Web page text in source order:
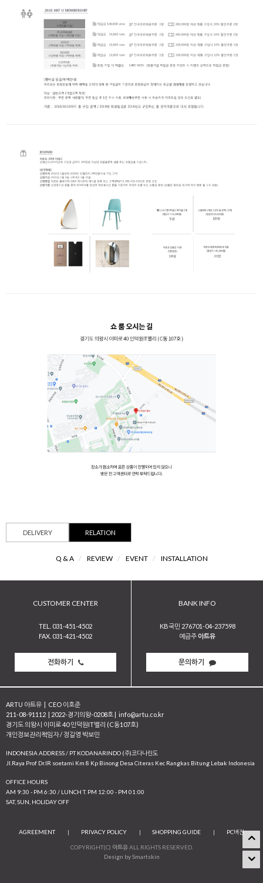
DELIVERY RELATION
Q & A / REVIEW / EVENT / INSTALLATION
CUSTOMER CENTER
TEL. 031-451-4502
FAX. 031-421-4502
전화하기
BANK INFO
KB국민 276701-04-237598
예금주 아트유
문의하기
ARTU 아트유 | CEO 이호준
211-08-91112 | 2022-경기의왕-0208호 | info@artu.co.kr
경기도 의왕시 이미로 40 인덕원IT밸리 (C동107호)
개인정보관리책임자 / 정길영 박보민
INDONESIA ADDRESS / PT KODANARINDO (주)코다나린도
JI.Raya Prof Dr.IR soetami Km 8 Kp Binong Desa Citeras Kec Rangkas Bitung Lebak Indonesia
OFFICE HOURS
AM 9:30 - PM 6:30 / LUNCH T. PM 12:00 - PM 01:00
SAT, SUN, HOLIDAY OFF
AGREEMENT | PRIVACY POLICY | SHOPPING GUIDE | PC버전
COPYRIGHT(C) 아트유ALL RIGHTS RESERVED.